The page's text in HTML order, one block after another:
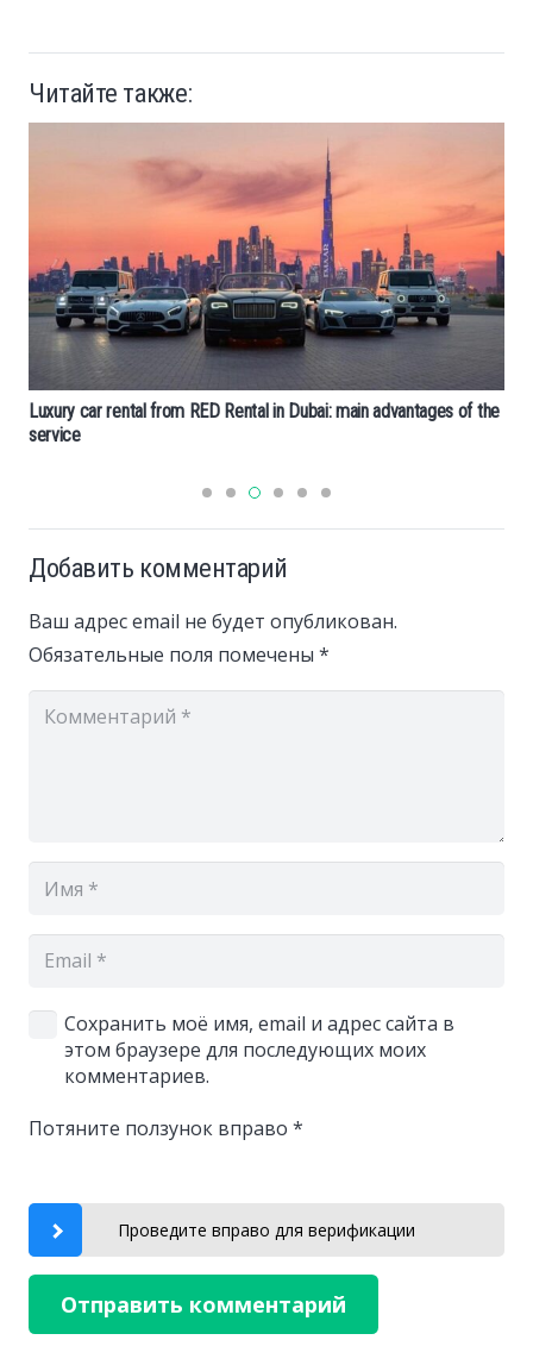
Читайте также:
Luxury car rental from RED Rental in Dubai: main advantages of the
service
Добавить комментарий
Ваш адрес email не будет опубликован.
Обязательные поля помечены *
Сохранить моё имя, email и адрес сайта в
этом браузере для последующих моих
комментариев.
Потяните ползунок вправо *
Проведите вправо для верификации
Отправить комментарий